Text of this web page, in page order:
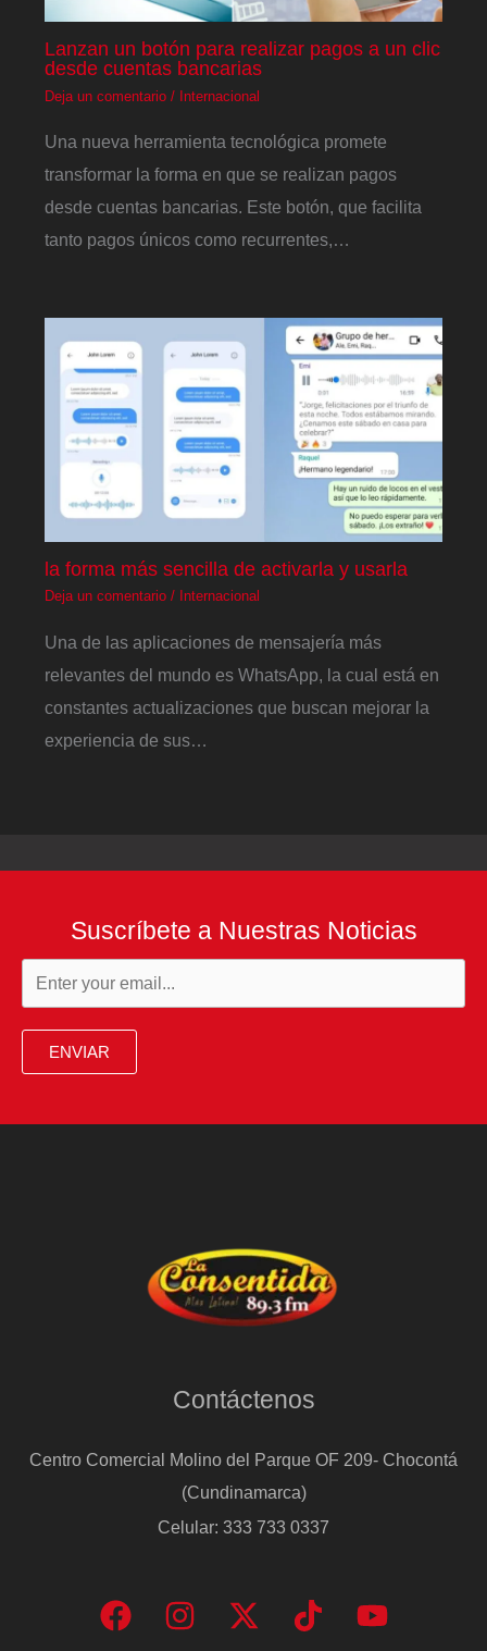
Lanzan un botón para realizar pagos a un clic
desde cuentas bancarias
Deja un comentario / Internacional
Una nueva herramienta tecnológica promete
transformar la forma en que se realizan pagos
desde cuentas bancarias. Este botón, que facilita
tanto pagos únicos como recurrentes,…
la forma más sencilla de activarla y usarla
Deja un comentario / Internacional
Una de las aplicaciones de mensajería más
relevantes del mundo es WhatsApp, la cual está en
constantes actualizaciones que buscan mejorar la
experiencia de sus…
Suscríbete a Nuestras Noticias
ENVIAR
Contáctenos
Centro Comercial Molino del Parque OF 209- Chocontá
(Cundinamarca)
Celular: 333 733 0337